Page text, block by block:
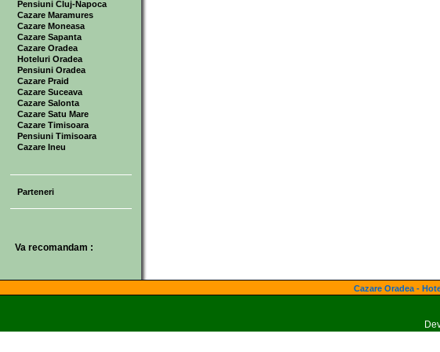
Pensiuni Cluj-Napoca
Cazare Maramures
Cazare Moneasa
Cazare Sapanta
Cazare Oradea
Hoteluri Oradea
Pensiuni Oradea
Cazare Praid
Cazare Suceava
Cazare Salonta
Cazare Satu Mare
Cazare Timisoara
Pensiuni Timisoara
Cazare Ineu
Parteneri
Va recomandam :
Cazare Oradea -